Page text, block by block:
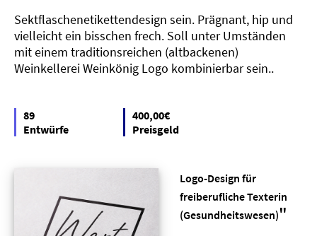
Sektflaschenetikettendesign sein. Prägnant, hip und
vielleicht ein bisschen frech. Soll unter Umständen
mit einem traditionsreichen (altbackenen)
Weinkellerei Weinkönig Logo kombinierbar sein..
89
Entwürfe
400,00€
Preisgeld
Logo-Design für
freiberufliche Texterin
(Gesundheitswesen)"